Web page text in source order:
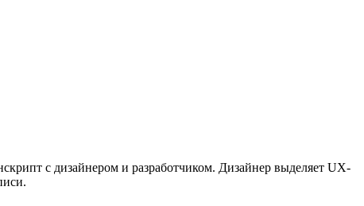
с дизайнером и разработчиком. Дизайнер выделяет UX-